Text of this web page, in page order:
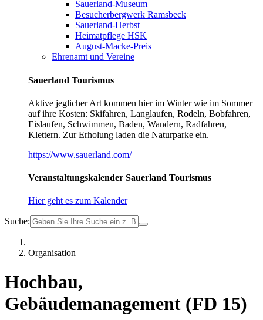
Sauerland-Museum
Besucherbergwerk Ramsbeck
Sauerland-Herbst
Heimatpflege HSK
August-Macke-Preis
Ehrenamt und Vereine
Sauerland Tourismus
Aktive jeglicher Art kommen hier im Winter wie im Sommer
auf ihre Kosten: Skifahren, Langlaufen, Rodeln, Bobfahren,
Eislaufen, Schwimmen, Baden, Wandern, Radfahren,
Klettern. Zur Erholung laden die Naturparke ein.
https://www.sauerland.com/
Veranstaltungskalender Sauerland Tourismus
Hier geht es zum Kalender
Suche:
Organisation
Hochbau,
Gebäudemanagement (FD 15)